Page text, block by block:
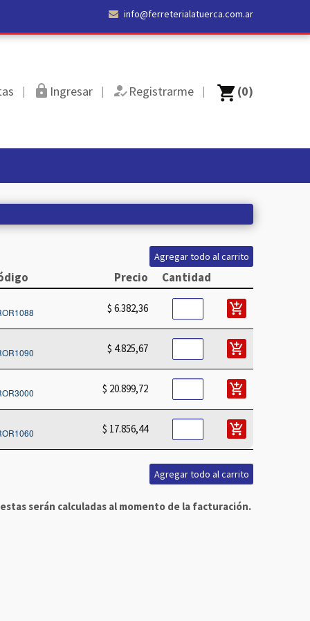
info@ferreterialatuerca.com.ar
https Ingresar how_to_regRegistrarme shopping_cart(0)
Precio Cantidad
$ 6.382,36 add_shopping_cart
$ 4.825,67 add_shopping_cart
$ 20.899,72 add_shopping_cart
$ 17.856,44 add_shopping_cart
serán calculadas al momento de la facturación.